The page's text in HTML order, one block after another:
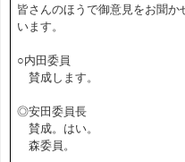
皆さんのほうで御意見をお聞か
います。
○内田委員
賛成します。
◎安田委員長
賛成。はい。
森委員。